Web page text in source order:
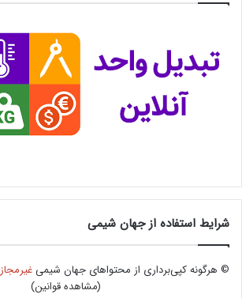
شرایط استفاده از جهان شیمی
© هرگونه کپی‌برداری از محتواهای جهان شیمیغیرمجاز
(مشاهده قوانین)